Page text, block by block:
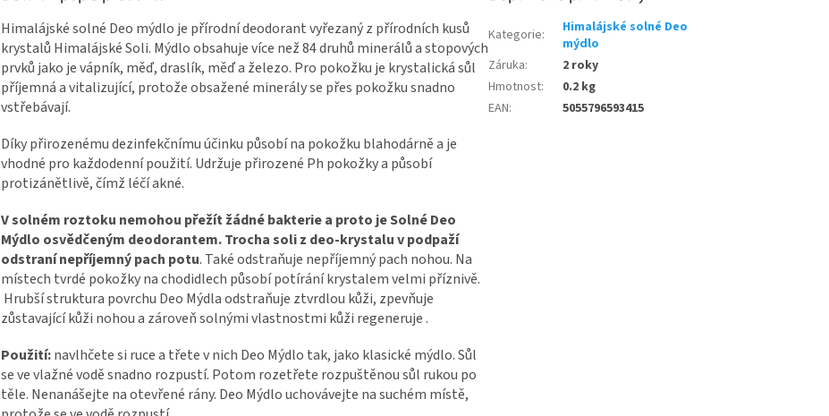
Himalájské solné Deo mýdlo je přírodní deodorant vyřezaný z přírodních kusů
krystalů Himalájské Soli. Mýdlo obsahuje více než 84 druhů minerálů a stopových
prvků jako je vápník, měď, draslík, měď a železo. Pro pokožku je krystalická sůl
příjemná a vitalizující, protože obsažené minerály se přes pokožku snadno
vstřebávají.
Díky přirozenému dezinfekčnímu účinku působí na pokožku blahodárně a je
vhodné pro každodenní použití. Udržuje přirozené Ph pokožky a působí
protizánětlivě, čímž léčí akné.
V solném roztoku nemohou přežít žádné bakterie a proto je Solné Deo
Mýdlo osvědčeným deodorantem. Trocha soli z deo-krystalu v podpaží
odstraní nepříjemný pach potu. Také odstraňuje nepříjemný pach nohou. Na
místech tvrdé pokožky na chodidlech působí potírání krystalem velmi příznivě.
Hrubší struktura povrchu Deo Mýdla odstraňuje ztvrdlou kůži, zpevňuje
zůstavající kůži nohou a zároveň solnými vlastnostmi kůži regeneruje .
Použití:navlhčete si ruce a třete v nich Deo Mýdlo tak, jako klasické mýdlo. Sůl
se ve vlažné vodě snadno rozpustí. Potom rozetřete rozpuštěnou sůl rukou po
těle. Nenanášejte na otevřené rány. Deo Mýdlo uchovávejte na suchém místě,
Kategorie:
Himalájské solné Deo
mýdlo
Záruka:
2 roky
Hmotnost:
0.2 kg
EAN: 5055796593415